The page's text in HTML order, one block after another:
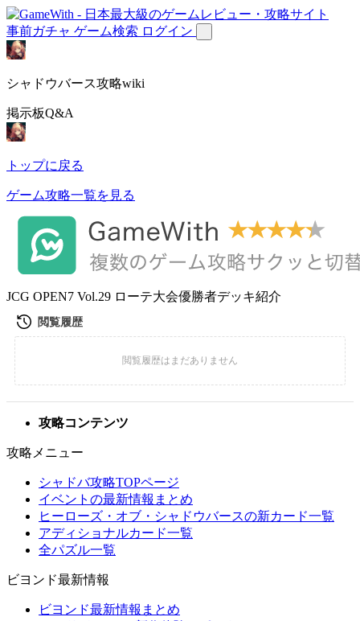
事前ガチャ ゲーム検索 ログイン
シャドウバース攻略wiki
掲示板Q&A
トップに戻る
ゲーム攻略一覧を見る
JCG OPEN7 Vol.29 ローテ大会優勝者デッキ紹介
攻略コンテンツ
攻略メニュー
シャドバ攻略TOPページ
イベントの最新情報まとめ
ヒーローズ・オブ・シャドウバースの新カード一覧
アディショナルカード一覧
全パズル一覧
ビヨンド最新情報
ビヨンド最新情報まとめ